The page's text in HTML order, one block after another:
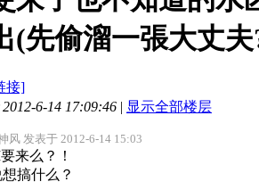
(先偷溜一張大丈夫
接]
6-14 17:09:46 | 显示全部楼层
风 发表于 2012-6-14 15:03
来么？！
搞什么？